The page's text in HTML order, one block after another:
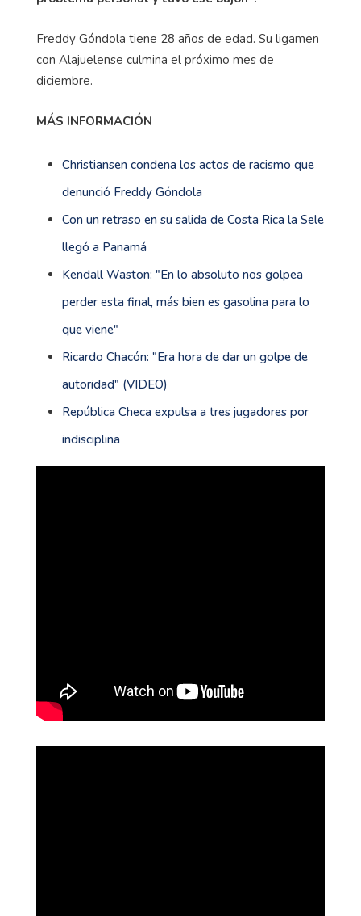
Freddy Góndola tiene 28 años de edad. Su ligamen
con Alajuelense culmina el próximo mes de
diciembre.
MÁS INFORMACIÓN
Christiansen condena los actos de racismo que
denunció Freddy Góndola
Con un retraso en su salida de Costa Rica la Sele
llegó a Panamá
Kendall Waston: "En lo absoluto nos golpea
perder esta final, más bien es gasolina para lo
que viene"
Ricardo Chacón: "Era hora de dar un golpe de
autoridad" (VIDEO)
República Checa expulsa a tres jugadores por
indisciplina